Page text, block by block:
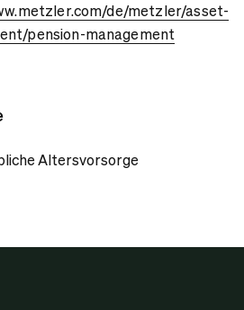
de/metzler/asset-
pension-management
Altersvorsorge